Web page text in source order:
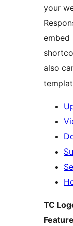
your
embed
also
TC